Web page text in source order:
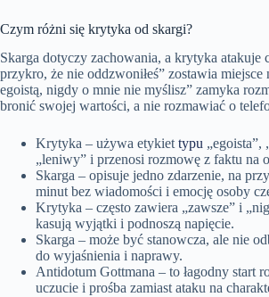
Czym różni się krytyka od skargi?
Skarga dotyczy zachowania, a krytyka atakuje
przykro, że nie oddzwoniłeś” zostawia miejsce
egoistą, nigdy o mnie nie myślisz” zamyka
bronić swojej wartości, a nie rozmawiać o
Krytyka – używa etykiettypu „egoista”,
„leniwy” i przenosi rozmowę z faktu na
Skarga – opisuje jedno zdarzenie, na
minut bez wiadomości i emocję osoby
Krytyka – często zawiera „zawsze” i
kasują wyjątki i podnoszą napięcie.
Skarga – może być stanowcza, ale nie
do wyjaśnienia i naprawy.
Antidotum Gottmana – to łagodny start
uczucie i prośba zamiast ataku na